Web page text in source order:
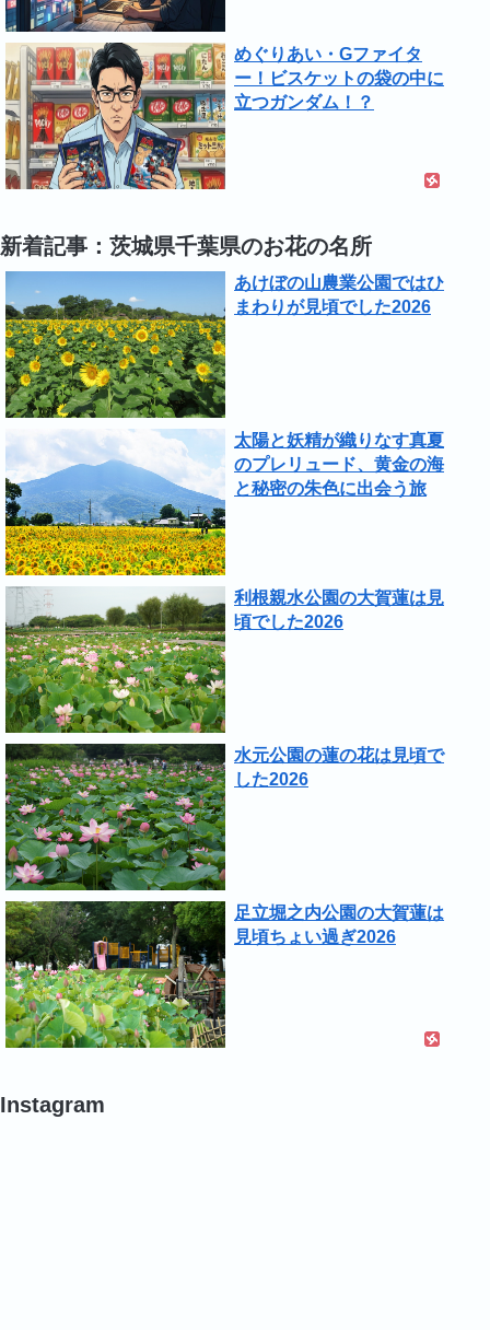
めぐりあい・Gファイタ
ー！ビスケットの袋の中に
立つガンダム！？
新着記事：茨城県千葉県のお花の名所
あけぼの山農業公園ではひ
まわりが見頃でした2026
太陽と妖精が織りなす真夏
のプレリュード、黄金の海
と秘密の朱色に出会う旅
利根親水公園の大賀蓮は見
頃でした2026
水元公園の蓮の花は見頃で
した2026
足立堀之内公園の大賀蓮は
見頃ちょい過ぎ2026
Instagram